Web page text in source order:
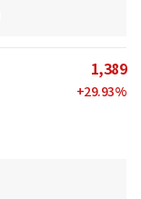
1,389
+29.93%